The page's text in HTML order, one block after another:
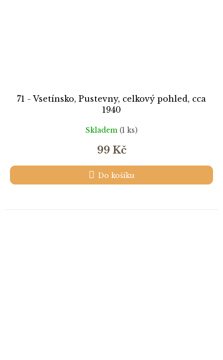
71 - Vsetínsko, Pustevny, celkový pohled, cca
1940
Skladem (1 ks)
99 Kč
Do košíku